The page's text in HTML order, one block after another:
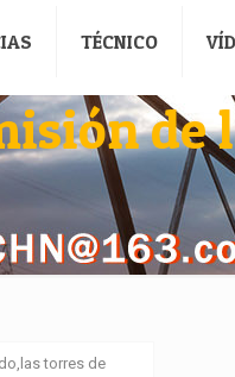
TÉCNICO
de
torres de